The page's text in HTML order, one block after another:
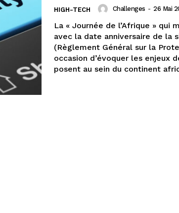
HIGH-TECH Challenges - 26 Mai
La « Journée de l’Afrique » qui
avec la date anniversaire de la
(Règlement Général sur la
occasion d’évoquer les enjeux
posent au sein du continent